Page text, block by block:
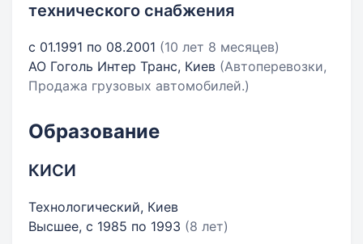
технического снабжения
с 01.1991 по 08.2001 (10 лет 8 месяцев)
АО Гоголь Интер Транс, Киев (Автоперевозки,
Продажа грузовых автомобилей.)
Образование
КИСИ
Технологический, Киев
Высшее, с 1985 по 1993 (8 лет)